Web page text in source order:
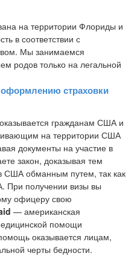
на территории Флориды и
в соответствии с
Мы занимаемся
родов только на легальной
страховки
гражданам США и
на территории США
документы на участие в
закон, доказывая тем
США обманным путем, так как
При получении визы вы
офицеру свою
— американская
помощи
оказывается лицам,
черты бедности.